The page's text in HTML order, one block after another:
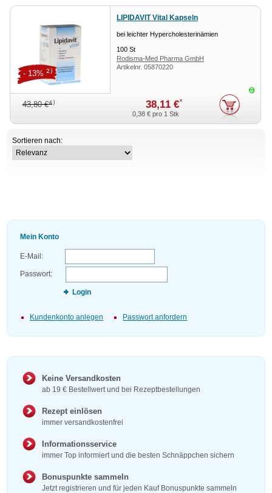
LIPIDAVIT Vital Kapseln
bei leichter Hypercholesterinämien
100 St
Rodisma-Med Pharma GmbH
Artikelnr. 05870220
43,80 €4) 38,11 €*
- 13%2)
0,38 €pro 1 Stk
Sortieren nach:
Mein Konto
E-Mail:
Passwort:
Login
Kundenkonto anlegen Passwort anfordern
Keine Versandkosten
ab 19 € Bestellwert und bei Rezeptbestellungen
Rezept einlösen
immer versandkostenfrei
Informationsservice
immer Top informiert und die besten Schnäppchen sichern
Bonuspunkte sammeln
Jetzt registrieren und für jeden Kauf Bonuspunkte sammeln